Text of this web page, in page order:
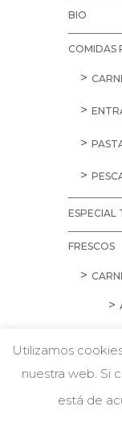
BIO
COMIDAS
ESPECIAL
FRESCOS
Utilizamos
nuestra web. Si
está de